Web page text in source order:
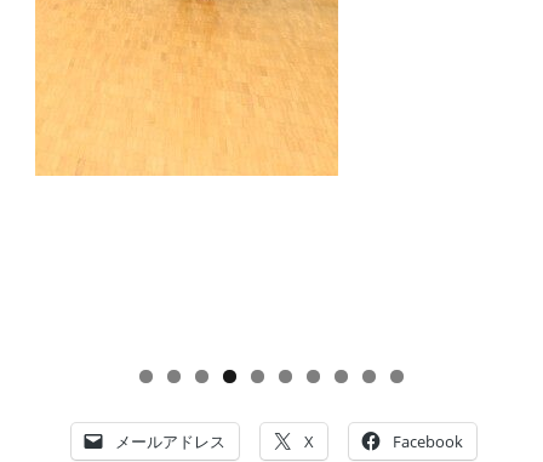
0
メールアドレス X Facebook